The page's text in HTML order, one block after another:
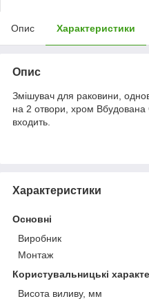
Опис Характеристики
Опис
Змішувач для раковини,
на 2 отвори, хром Вбудована
входить.
Характеристики
Основні
Виробник
Монтаж
Користувальницькі
Висота виливу, мм